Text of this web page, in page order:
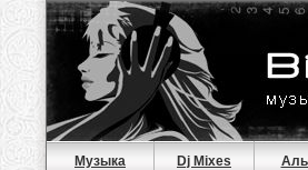
Музыка Dj Mixes